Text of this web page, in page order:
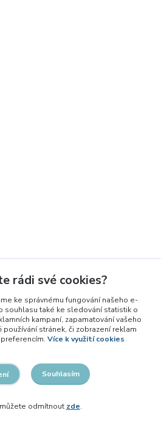
na
Eshop-rychle.cz
rádi své cookies?
ke správnému fungování našeho e-
souhlasu také ke sledování statistik o
kampaní, zapamatování vašeho
stránek, či zobrazení reklam
Více k využití cookies
Souhlasím
odmítnout zde.